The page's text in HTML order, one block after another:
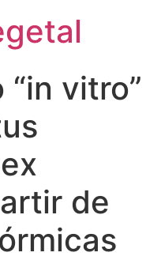
vitro”
de